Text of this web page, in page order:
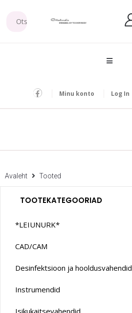
Minu konto Log In
Avaleht Tooted
TOOTEKATEGOORIAD
*LEIUNURK*
CAD/CAM
Desinfektsioon ja hooldusvahendid
Instrumendid
Isikukaitsevahendid